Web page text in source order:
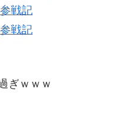
戦記
戦記
ぎｗｗｗ